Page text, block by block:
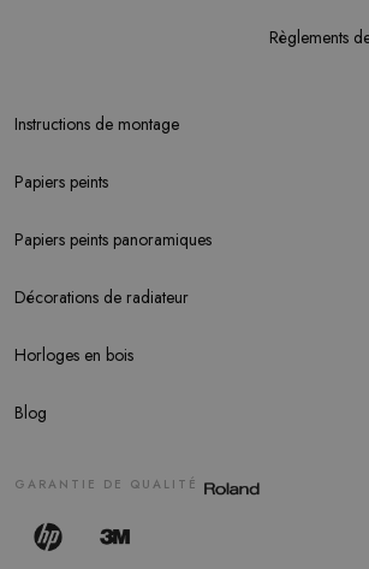
Instructions de montage
Papiers peints
Papiers peints panoramiques
Décorations de radiateur
Horloges en bois
Blog
Règlements
GARANTIE DE QUALITÉ